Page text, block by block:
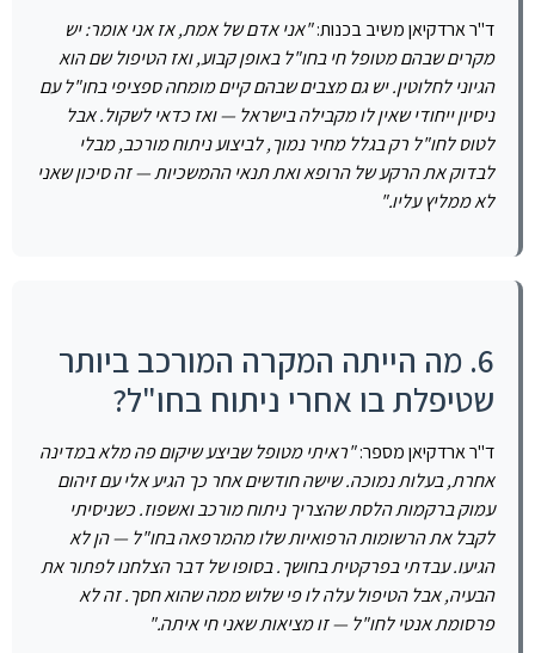
ד"ר ארדקיאן משיב בכנות:"אני אדם של אמת, אז אני אומר: יש
מקרים שבהם מטופל חי בחו"ל באופן קבוע, ואז הטיפול שם הוא
הגיוני לחלוטין. יש גם מצבים שבהם קיים מומחה ספציפי בחו"ל עם
ניסיון ייחודי שאין לו מקבילה בישראל — ואז כדאי לשקול. אבל
לטוס לחו"ל רק בגלל מחיר נמוך, לביצוע ניתוח מורכב, מבלי
לבדוק את הרקע של הרופא ואת תנאי ההמשכיות — זה סיכון שאני
לא ממליץ עליו."
6. מה הייתה המקרה המורכב ביותר
שטיפלת בו אחרי ניתוח בחו"ל?
ד"ר ארדקיאן מספר:"ראיתי מטופל שביצע שיקום פה מלא במדינה
אחרת, בעלות נמוכה. שישה חודשים אחר כך הגיע אלי עם זיהום
עמוק ברקמות הלסת שהצריך ניתוח מורכב ואשפוז. כשניסיתי
לקבל את הרשומות הרפואיות שלו מהמרפאה בחו"ל — הן לא
הגיעו. עבדתי בפרקטית בחושך. בסופו של דבר הצלחנו לפתור את
הבעיה, אבל הטיפול עלה לו פי שלוש ממה שהוא חסך. זה לא
פרסומת אנטי לחו"ל — זו מציאות שאני חי איתה."